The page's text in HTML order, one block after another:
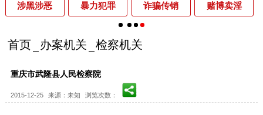
涉黑涉恶 暴力犯罪 诈骗传销 赌博卖淫
首页 办案机关 检察机关
重庆市武隆县人民检察院
2015-12-25 来源：未知 浏览次数：